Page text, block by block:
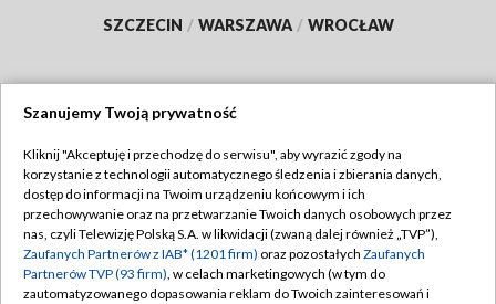
SZCZECIN / WARSZAWA / WROCŁAW
TVP
Abonament TVP
Emisja w TVP
Centrum informacji TVP
Regulamin TVP
Polityka prywatności
Moje zgody
Szanujemy Twoją prywatność
Kliknij "Akceptuję i przechodzę do serwisu", aby wyrazić zgody na
korzystanie z technologii automatycznego śledzenia i zbierania danych,
dostęp do informacji na Twoim urządzeniu końcowym i ich
przechowywanie oraz na przetwarzanie Twoich danych osobowych przez
nas, czyli Telewizję Polską S.A. w likwidacji (zwaną dalej również „TVP”),
Zaufanych Partnerów z IAB* (1201 firm) oraz pozostałych Zaufanych
Partnerów TVP (93 firm), w celach marketingowych (w tym do
zautomatyzowanego dopasowania reklam do Twoich zainteresowań i